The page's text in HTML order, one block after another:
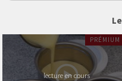
PRÉMIUM
lecture en cours